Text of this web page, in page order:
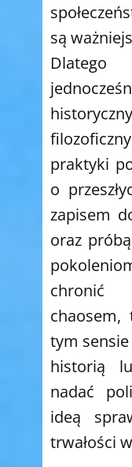
są
praktyki
o
zapisem
oraz
chronić
tym
historią
nadać
ideą
trwałości